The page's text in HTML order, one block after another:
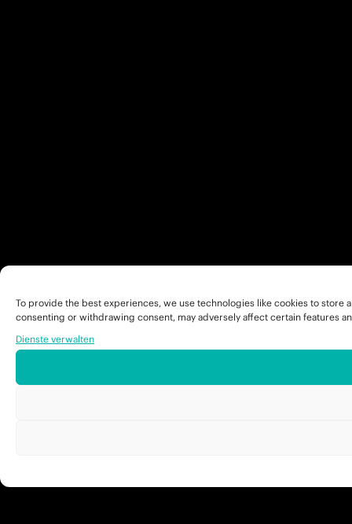
To provide the best experiences, we use technologies like cookies to
consenting or withdrawing consent, may adversely affect certain features
Dienste verwalten